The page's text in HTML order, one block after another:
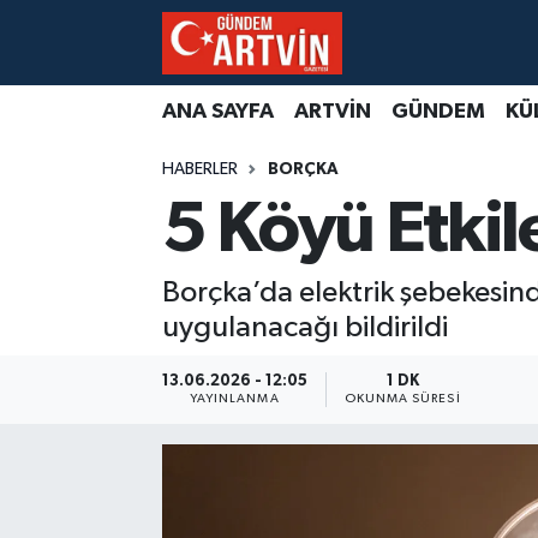
ANA SAYFA ARTVİN GÜNDEM
HABERLER BORÇKA
5 Köyü
Borçka’da elektrik
uygulanacağı bildirildi
13.06.2026 - 12:05
YAYINLANMA
1 DK
OKUNMA SÜRESI